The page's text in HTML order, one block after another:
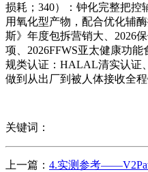
损耗；340）：钟化完整把控
用氧化型产物，配合优化辅
斯》年度包拆营销大、2026
项、2026FFWS亚太健康功
规类认证：HALAL清实认证
做到从出厂到被人体接收全程
关键词：
上一篇： 4.实测参考